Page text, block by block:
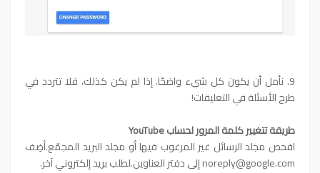
9. نأمل أن يكون كل شيء واضحًا. إذا لم يكن كذلك، فلا تتردد في
طرح الأسئلة في التعليقات!
طريقة تتغيير كلمة المرور لحساب YouTube
افحص مجلد الرسائل غير المرغوب فيها أو مجلد البريد المجمّع.أضِف
noreply@google.com إلى دفتر العناوين.لطلب بريد إلكتروني آخر.